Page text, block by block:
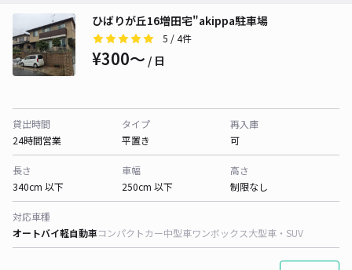
ひばりが丘16増田宅"akippa駐車場
5 / 4件
¥300〜 / 日
貸出時間
24時間営業
タイプ
平置き
再入庫
可
長さ
340cm 以下
車幅
250cm 以下
高さ
制限なし
対応車種
オートバイ軽自動車コンパクトカー中型車ワンボックス大型車・SUV